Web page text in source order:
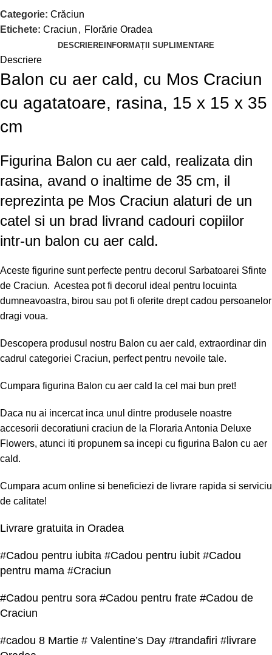
Categorie: Crăciun
Etichete: Craciun , Florărie Oradea
DESCRIERE INFORMAȚII SUPLIMENTARE
Descriere
Balon cu aer cald, cu Mos Craciun
cu agatatoare, rasina, 15 x 15 x 35
cm
Figurina Balon cu aer cald, realizata din
rasina, avand o inaltime de 35 cm, il
reprezinta pe Mos Craciun alaturi de un
catel si un brad livrand cadouri copiilor
intr-un balon cu aer cald.
Aceste figurine sunt perfecte pentru decorul Sarbatoarei Sfinte
de Craciun. Acestea pot fi decorul ideal pentru locuinta
dumneavoastra, birou sau pot fi oferite drept cadou persoanelor
dragi voua.
Descopera produsul nostru Balon cu aer cald, extraordinar din
cadrul categoriei Craciun, perfect pentru nevoile tale.
Cumpara figurina Balon cu aer cald la cel mai bun pret!
Daca nu ai incercat inca unul dintre produsele noastre
accesorii decoratiuni craciun de la Floraria Antonia Deluxe
Flowers, atunci iti propunem sa incepi cu figurina Balon cu aer
cald.
Cumpara acum online si beneficiezi de livrare rapida si serviciu
de calitate!
Livrare gratuita in Oradea
#Cadou pentru iubita #Cadou pentru iubit #Cadou
pentru mama #Craciun
#Cadou pentru sora #Cadou pentru frate #Cadou de
Craciun
#cadou 8 Martie # Valentine’s Day #trandafiri #livrare